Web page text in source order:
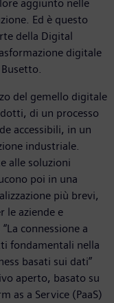
aggiunto nelle
Ed è questo
della Digital
digitale
del gemello digitale
di un processo
accessibili, in un
industriale.
alle soluzioni
poi in una
più brevi,
le aziende e
connessione a
fondamentali nella
basati sui dati”
aperto, basato su
as a Service (PaaS)